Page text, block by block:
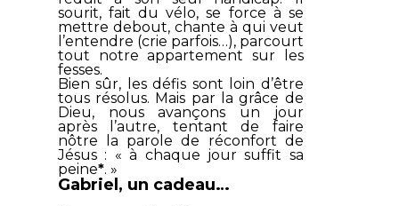
sourit, fait du vélo, se force à se
mettre debout, chante à qui veut
l’entendre (crie parfois…), parcourt
tout notre appartement sur les
fesses.
Bien sûr, les défis sont loin d’être
tous résolus. Mais par la grâce de
Dieu, nous avançons un jour
après l’autre, tentant de faire
nôtre la parole de réconfort de
Jésus : «à chaque jour suffit sa
peine*. »
Gabriel, un cadeau…